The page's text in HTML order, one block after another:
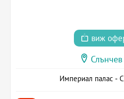
виж
Империал палас -